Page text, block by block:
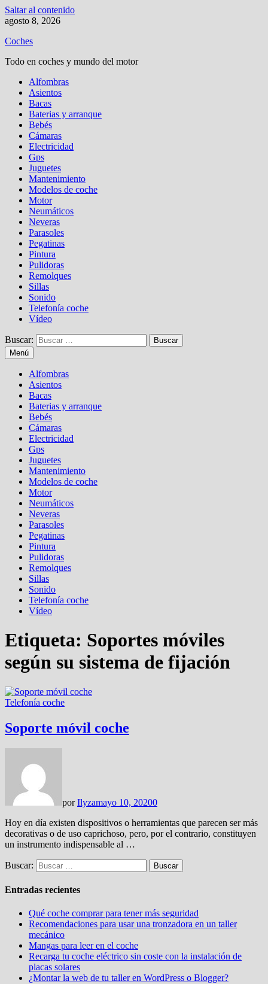
Saltar al contenido
agosto 8, 2026
Coches
Todo en coches y mundo del motor
Alfombras
Asientos
Bacas
Baterias y arranque
Bebés
Cámaras
Electricidad
Gps
Juguetes
Mantenimiento
Modelos de coche
Motor
Neumáticos
Neveras
Parasoles
Pegatinas
Pintura
Pulidoras
Remolques
Sillas
Sonido
Telefonía coche
Vídeo
Buscar:
Menú
Alfombras
Asientos
Bacas
Baterias y arranque
Bebés
Cámaras
Electricidad
Gps
Juguetes
Mantenimiento
Modelos de coche
Motor
Neumáticos
Neveras
Parasoles
Pegatinas
Pintura
Pulidoras
Remolques
Sillas
Sonido
Telefonía coche
Vídeo
Etiqueta: Soportes móviles
según su sistema de fijación
Telefonía coche
Soporte móvil coche
porIlyzamayo 10, 20200
Hoy en día existen dispositivos o herramientas que parecen ser más
decorativas o de uso caprichoso, pero, por el contrario, constituyen
un instrumento indispensable al …
Buscar:
Entradas recientes
Qué coche comprar para tener más seguridad
Recomendaciones para usar una tronzadora en un taller
mecánico
Mangas para leer en el coche
Recarga tu coche eléctrico sin coste con la instalación de
placas solares
¿Montar la web de tu taller en WordPress o Blogger?